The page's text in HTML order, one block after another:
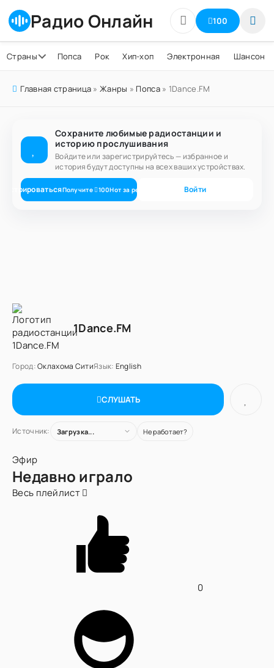
Радио Онлайн 100
Страны Попса Рок Хип-хоп Электронная Шансон
Главная страница »Жанры » Попса» 1Dance.FM
Сохраните любимые радиостанции и
историю прослушивания
Войдите или зарегистрируйтесь — избранное и
история будут доступны на всех ваших устройствах.
Получите 100Нот за регистрацию Войти
1Dance.FM
Город:Оклахома СитиЯзык: English
СЛУШАТЬ
Источник: Загрузка... Не работает?
Эфир
Недавно играло
Весь плейлист
0